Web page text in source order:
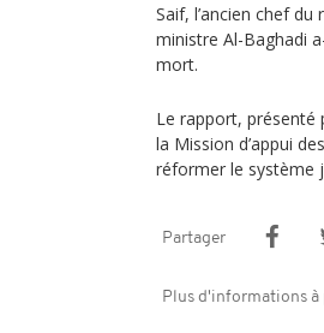
Saif, l’ancien chef
ministre Al-Baghadi
mort.
Le rapport, présenté
la Mission d’appui
réformer le système
Partager
Plus d'informations à